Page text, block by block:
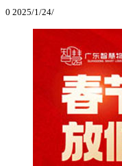
0 2025/1/24/